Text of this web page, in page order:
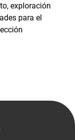
exploración
para el